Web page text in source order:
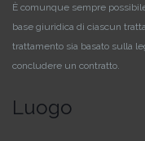
È comunque sempre
base giuridica di ciascun
trattamento sia basato sulla
concludere un contratto.
Luogo